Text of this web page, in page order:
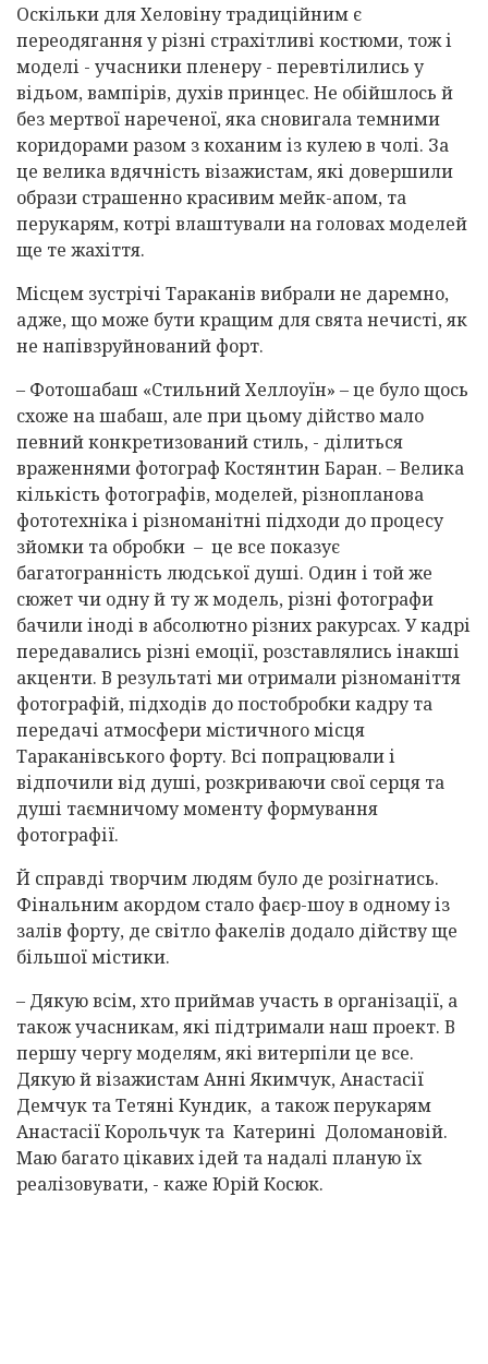
Оскільки для Хеловіну традиційним є
переодягання у різні страхітливі костюми, тож і
моделі - учасники пленеру - перевтілились у
відьом, вампірів, духів принцес. Не обійшлось й
без мертвої нареченої, яка сновигала темними
коридорами разом з коханим із кулею в чолі. За
це велика вдячність візажистам, які довершили
образи страшенно красивим мейк-апом, та
перукарям, котрі влаштували на головах моделей
ще те жахіття.
Місцем зустрічі Тараканів вибрали не даремно,
адже, що може бути кращим для свята нечисті, як
не напівзруйнований форт.
– Фотошабаш «Стильний Хеллоуїн» – це було щось
схоже на шабаш, але при цьому дійство мало
певний конкретизований стиль, - ділиться
враженнями фотограф Костянтин Баран. – Велика
кількість фотографів, моделей, різнопланова
фототехніка і різноманітні підходи до процесу
зйомки та обробки – це все показує
багатогранність людської душі. Один і той же
сюжет чи одну й ту ж модель, різні фотографи
бачили іноді в абсолютно різних ракурсах. У кадрі
передавались різні емоції, розставлялись інакші
акценти. В результаті ми отримали різноманіття
фотографій, підходів до постобробки кадру та
передачі атмосфери містичного місця
Тараканівського форту. Всі попрацювали і
відпочили від душі, розкриваючи свої серця та
душі таємничому моменту формування
фотографії.
Й справді творчим людям було де розігнатись.
Фінальним акордом стало фаєр-шоу в одному із
залів форту, де світло факелів додало дійству ще
більшої містики.
– Дякую всім, хто приймав участь в організації, а
також учасникам, які підтримали наш проект. В
першу чергу моделям, які витерпіли це все.
Дякую й візажистам Анні Якимчук, Анастасії
Демчук та Тетяні Кундик, а також перукарям
Анастасії Корольчук та Катерині Доломановій.
Маю багато цікавих ідей та надалі планую їх
реалізовувати, - каже Юрій Косюк.